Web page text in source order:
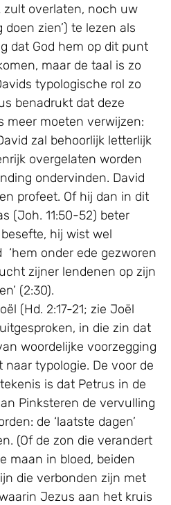
zult overlaten, noch uw
zien’) te lezen als
dat God hem op dit punt
maar de taal is zo
typologische rol zo
benadrukt dat deze
meer moeten verwijzen:
zal behoorlijk letterlijk
overgelaten worden
ondervinden. David
profeet. Of hij dan in dit
(Joh. 11:50-52) beter
hij wist wel
‘hem onder ede gezworen
zijner lendenen op zijn
(2:30).
(Hd. 2:17-21; zie Joël
in die zin dat
woordelijke voorzegging
typologie. De voor de
is dat Petrus in de
Pinksteren de vervulling
de ‘laatste dagen’
(Of de zon die verandert
maan in bloed, beiden
die verbonden zijn met
Jezus aan het kruis